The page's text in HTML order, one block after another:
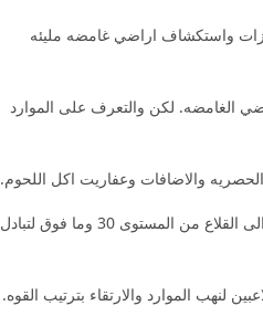
واستكشاف اراضي غامضه مليئه
الغامضه. لكن والتعرف على الموارد
الحصريه والاضافات وعفاريت اكل اللحوم.
الحرب والنظام مهكره احتل المدينه الملكيه والتحكم فيها العالم والانضمام الى السفينه التجاريه. لكن بجوار سفينه التاجر والقياده للانضمام الى القلاع من المستوى 30 وما فوق لتبادل
لنهب الموارد والارتقاء بترتيب القوه.